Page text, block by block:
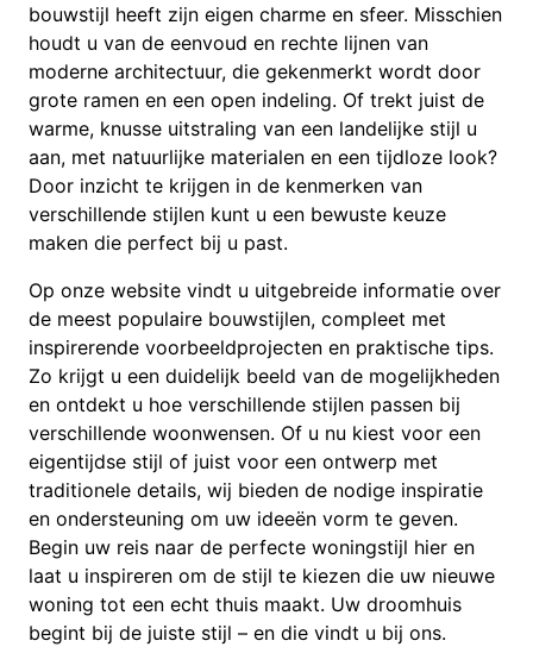
bouwstijl heeft zijn eigen charme en sfeer. Misschien
houdt u van de eenvoud en rechte lijnen van
moderne architectuur, die gekenmerkt wordt door
grote ramen en een open indeling. Of trekt juist de
warme, knusse uitstraling van een landelijke stijl u
aan, met natuurlijke materialen en een tijdloze look?
Door inzicht te krijgen in de kenmerken van
verschillende stijlen kunt u een bewuste keuze
maken die perfect bij u past.
Op onze website vindt u uitgebreide informatie over
de meest populaire bouwstijlen, compleet met
inspirerende voorbeeldprojecten en praktische tips.
Zo krijgt u een duidelijk beeld van de mogelijkheden
en ontdekt u hoe verschillende stijlen passen bij
verschillende woonwensen. Of u nu kiest voor een
eigentijdse stijl of juist voor een ontwerp met
traditionele details, wij bieden de nodige inspiratie
en ondersteuning om uw ideeën vorm te geven.
Begin uw reis naar de perfecte woningstijl hier en
laat u inspireren om de stijl te kiezen die uw nieuwe
woning tot een echt thuis maakt. Uw droomhuis
begint bij de juiste stijl – en die vindt u bij ons.